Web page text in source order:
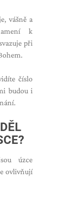
vášně a
k
při
číslo
budou i
úzce
ovlivňují